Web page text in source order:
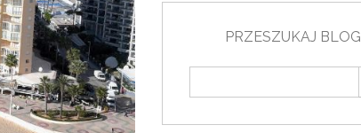
PRZESZUKAJ BLOG